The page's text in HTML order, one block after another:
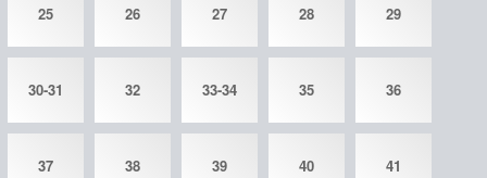
25 26 27 28 29
30-31 32 33-34 35 36
37 38 39 40 41